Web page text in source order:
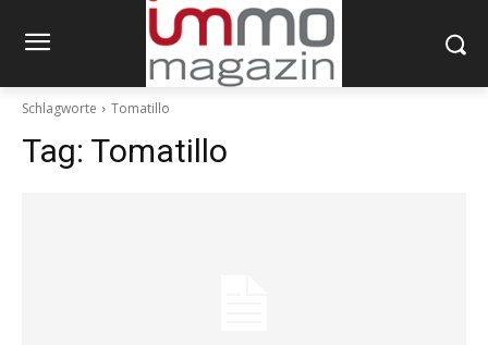
Schlagworte Tomatillo
Tag: Tomatillo